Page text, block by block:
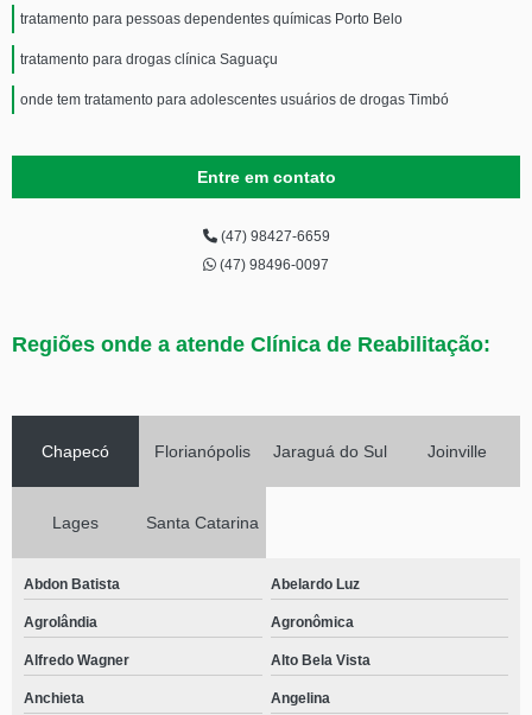
tratamento para pessoas dependentes químicas Porto Belo
tratamento para drogas clínica Saguaçu
onde tem tratamento para adolescentes usuários de drogas Timbó
Entre em contato
(47) 98427-6659
(47) 98496-0097
Regiões onde a atende Clínica de Reabilitação:
Chapecó Florianópolis Jaraguá do Sul Joinville
Lages Santa Catarina
Abdon Batista Abelardo Luz
Agrolândia Agronômica
Alfredo Wagner Alto Bela Vista
Anchieta Angelina